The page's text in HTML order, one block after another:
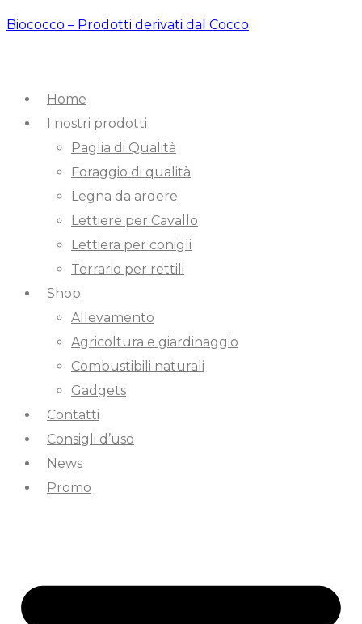
Biococco – Prodotti derivati dal Cocco
Home
I nostri prodotti
Paglia di Qualità
Foraggio di qualità
Legna da ardere
Lettiere per Cavallo
Lettiera per conigli
Terrario per rettili
Shop
Allevamento
Agricoltura e giardinaggio
Combustibili naturali
Gadgets
Contatti
Consigli d’uso
News
Promo